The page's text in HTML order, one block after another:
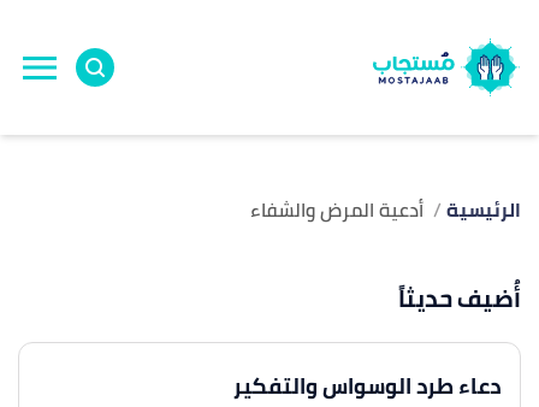
الرئيسية أدعية المرض والشفاء
أُضيف حديثاً
دعاء طرد الوسواس والتفكير